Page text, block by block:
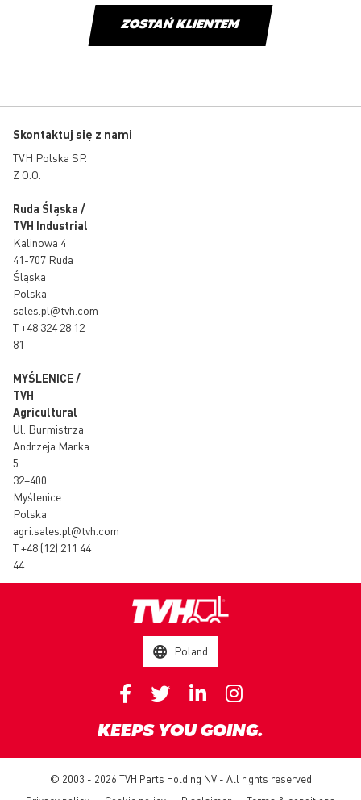
ZOSTAŃ KLIENTEM
Skontaktuj się z nami
TVH Polska SP.
Z O.O.
Ruda Śląska /
TVH Industrial
Kalinowa 4
41-707 Ruda
Śląska
Polska
sales.pl@tvh.com
T+48 324 28 12
81
MYŚLENICE /
TVH
Agricultural
Ul. Burmistrza
Andrzeja Marka
5
32–400
Myślenice
Polska
agri.sales.pl@tvh.com
T+48 (12) 211 44
44
Poland
KEEPS YOU GOING.
© 2003 - 2026 TVH Parts Holding NV - All rights reserved